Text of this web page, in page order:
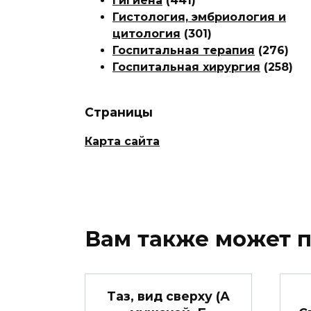
Гистология, эмбриология и
цитология (301)
Госпитальная терапия (276)
Госпитальная хирургия (258)
Страницы
Карта сайта
Вам также может
Таз, вид сверху (А